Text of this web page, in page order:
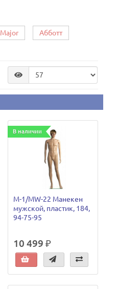
Major Абботт
В наличии
M-1/MW-22 Манекен
мужской, пластик, 184,
94-75-95
10 499 ₽